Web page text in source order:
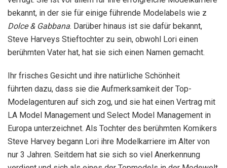
bekannt, in der sie für einige führende Modelabels wie z
Dolce & Gabbana. Darüber hinaus ist sie dafür bekannt,
Steve Harveys Stieftochter zu sein, obwohl Lori einen
berühmten Vater hat, hat sie sich einen Namen gemacht.
Ihr frisches Gesicht und ihre natürliche Schönheit
führten dazu, dass sie die Aufmerksamkeit der Top-
Modelagenturen auf sich zog, und sie hat einen Vertrag mit
LA Model Management und Select Model Management in
Europa unterzeichnet. Als Tochter des berühmten Komikers
Steve Harvey begann Lori ihre Modelkarriere im Alter von
nur 3 Jahren. Seitdem hat sie sich so viel Anerkennung